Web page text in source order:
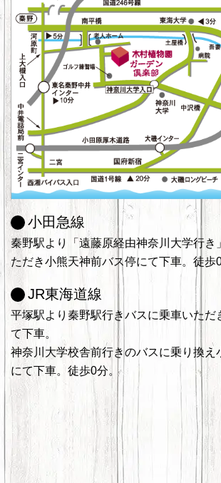
小田急線
秦野駅より「遠藤原経由神奈川大学行き
ただき小熊天神前バス停にて下車。徒歩0
JR東海道線
平塚駅より秦野駅行きバスに乗車いただ
て下車。
神奈川大学校舎前行きのバスに乗り換え
にて下車。徒歩0分。